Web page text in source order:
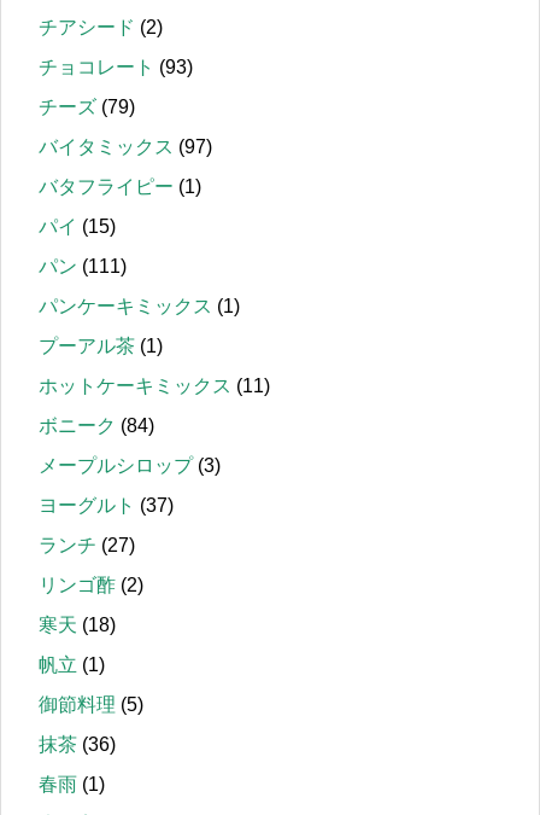
チアシード (2)
チョコレート (93)
チーズ (79)
バイタミックス (97)
バタフライピー (1)
パイ (15)
パン (111)
パンケーキミックス (1)
プーアル茶 (1)
ホットケーキミックス (11)
ボニーク (84)
メープルシロップ(3)
ヨーグルト (37)
ランチ (27)
リンゴ酢 (2)
寒天 (18)
帆立 (1)
御節料理 (5)
抹茶 (36)
春雨 (1)